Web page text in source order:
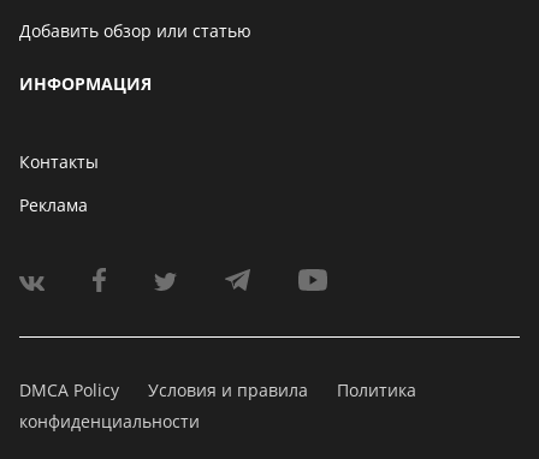
Добавить обзор или статью
ИНФОРМАЦИЯ
Контакты
Реклама
DMCA Policy Условия и правила
Политика
конфиденциальности